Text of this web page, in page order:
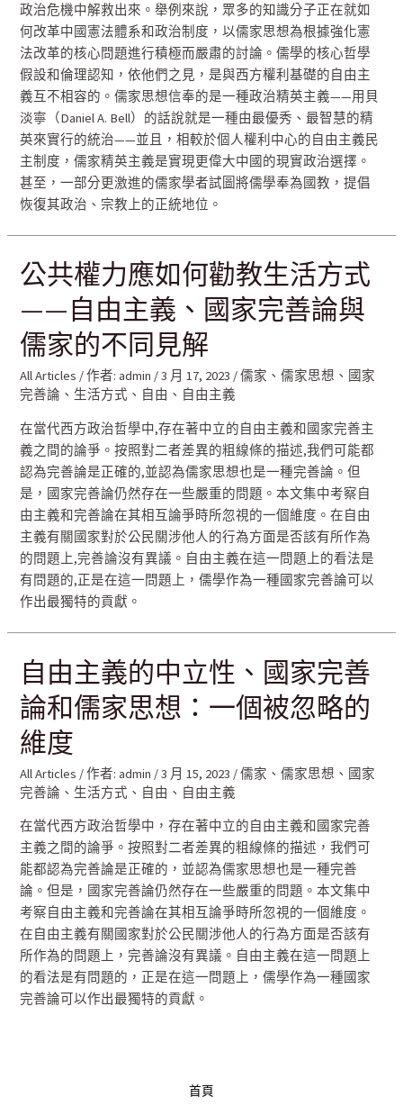
政治危機中解救出來。舉例來說，眾多的知識分子正在就如
何改革中國憲法體系和政治制度，以儒家思想為根據強化憲
法改革的核心問題進行積極而嚴肅的討論。儒學的核心哲學
假設和倫理認知，依他們之見，是與西方權利基礎的自由主
義互不相容的。儒家思想信奉的是一種政治精英主義——用貝
淡寧（Daniel A. Bell）的話說就是一種由最優秀、最智慧的精
英來實行的統治——並且，相較於個人權利中心的自由主義民
主制度，儒家精英主義是實現更偉大中國的現實政治選擇。
甚至，一部分更激進的儒家學者試圖將儒學奉為國教，提倡
恢復其政治、宗教上的正統地位。
公共權力應如何勸教生活方式
——自由主義、國家完善論與
儒家的不同見解
All Articles / 作者:admin /3 月 17, 2023 /儒家 、儒家思想 、 國家
完善論 、 生活方式 、 自由 、 自由主義
在當代西方政治哲學中,存在著中立的自由主義和國家完善主
義之間的論爭。按照對二者差異的粗線條的描述,我們可能都
認為完善論是正確的,並認為儒家思想也是一種完善論。但
是，國家完善論仍然存在一些嚴重的問題。本文集中考察自
由主義和完善論在其相互論爭時所忽視的一個維度。在自由
主義有關國家對於公民關涉他人的行為方面是否該有所作為
的問題上,完善論沒有異議。自由主義在這一問題上的看法是
有問題的,正是在這一問題上，儒學作為一種國家完善論可以
作出最獨特的貢獻。
自由主義的中立性、國家完善
論和儒家思想：一個被忽略的
維度
All Articles / 作者:admin /3 月 15, 2023 /儒家 、儒家思想 、 國家
完善論 、 生活方式 、 自由 、 自由主義
在當代西方政治哲學中，存在著中立的自由主義和國家完善
主義之間的論爭。按照對二者差異的粗線條的描述，我們可
能都認為完善論是正確的，並認為儒家思想也是一種完善
論。但是，國家完善論仍然存在一些嚴重的問題。本文集中
考察自由主義和完善論在其相互論爭時所忽視的一個維度。
在自由主義有關國家對於公民關涉他人的行為方面是否該有
所作為的問題上，完善論沒有異議。自由主義在這一問題上
的看法是有問題的，正是在這一問題上，儒學作為一種國家
完善論可以作出最獨特的貢獻。
首頁